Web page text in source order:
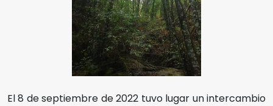
El 8 de septiembre de 2022 tuvo lugar un intercambio